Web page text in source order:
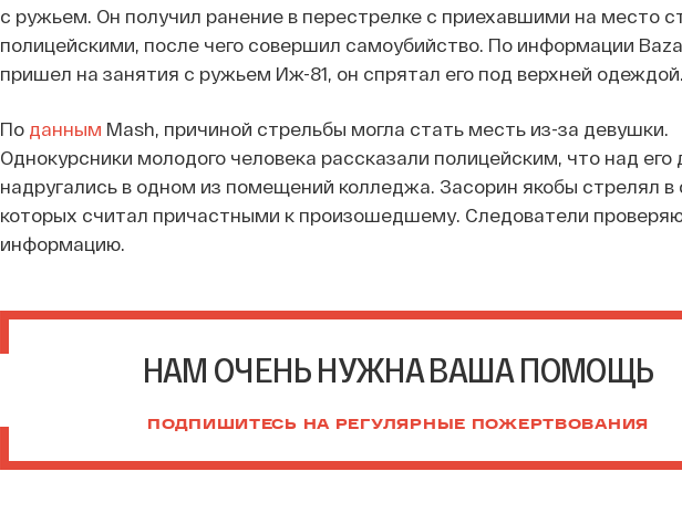
с ружьем. Он получил ранение в перестрелке с приехавшими на место
полицейскими, после чего совершил самоубийство. По информации
пришел на занятия с ружьем Иж-81, он спрятал его под верхней
По данным Mash, причиной стрельбы могла стать месть из-за девушки.
Однокурсники молодого человека рассказали полицейским, что над его
надругались в одном из помещений колледжа. Засорин якобы стрелял в
которых считал причастными к произошедшему. Следователи
информацию.
НАМ ОЧЕНЬ НУЖНА ВАША ПОМОЩЬ
ПОДПИШИТЕСЬ НА РЕГУЛЯРНЫЕ ПОЖЕРТВОВАНИЯ